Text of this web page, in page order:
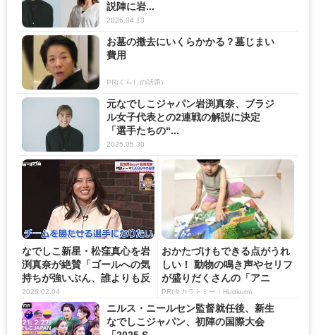
説陣に岩...
2026.04.13
お墓の撤去にいくらかかる？墓じまい
費用
PR(くらしの話題)
元なでしこジャパン岩渕真奈、ブラジ
ル女子代表との2連戦の解説に決定
「選手たちの“...
2025.05.30
なでしこ新星・松窪真心を岩
渕真奈が絶賛「ゴールへの気
持ちが強いぶん、誰よりも反
応...
2026.02.04
おかたづけもできる点がうれ
しい！ 動物の鳴き声やセリフ
が盛りだくさんの「アニ
ア ...
PR(タカラトミー｜Hugkum)
ニルス・ニールセン監督就任後、新生
なでしこジャパン、初陣の国際大会